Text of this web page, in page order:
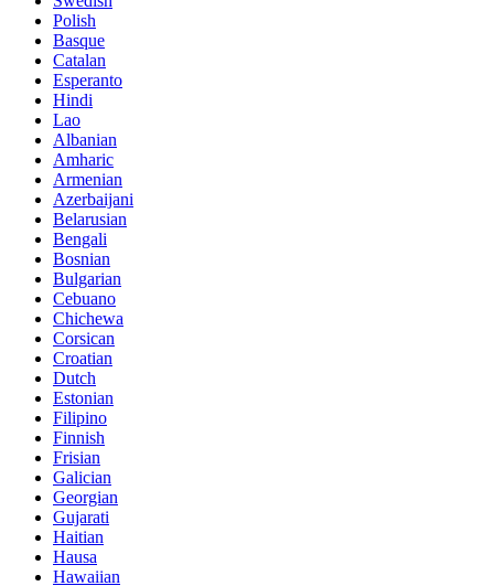
Polish
Basque
Catalan
Esperanto
Hindi
Lao
Albanian
Amharic
Armenian
Azerbaijani
Belarusian
Bengali
Bosnian
Bulgarian
Cebuano
Chichewa
Corsican
Croatian
Dutch
Estonian
Filipino
Finnish
Frisian
Galician
Georgian
Gujarati
Haitian
Hausa
Hawaiian